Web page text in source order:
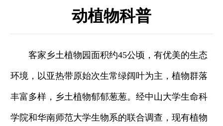
动植物科普
客家乡土植物园面积约45公顷，有优美的生态
环境，以亚热带原始次生常绿阔叶为主，植物群落
丰富多样，乡土植物郁郁葱葱。经中山大学生命科
学院和华南师范大学生物系的联合调查，现有植物